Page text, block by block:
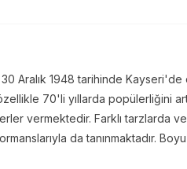
Aralık 1948 tarihinde Kayseri'de
70'li yıllarda popülerliğini
vermektedir. Farklı tarzlarda
da tanınmaktadır. Boyu